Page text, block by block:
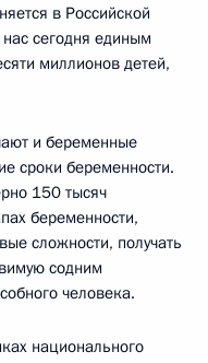
в Российской
сегодня единым
миллионов детей,
и беременные
сроки беременности.
150 тысяч
беременности,
сложности, получать
содним
человека.
национального